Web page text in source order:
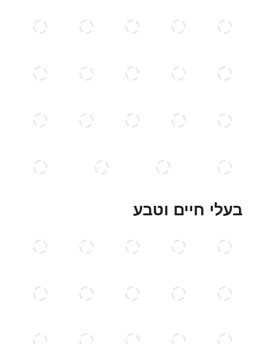
בעלי חיים וטבע